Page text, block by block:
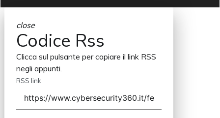
close
Codice Rss
Clicca sul pulsante per copiare il link RSS
negli appunti.
RSS link